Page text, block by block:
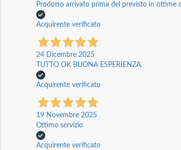
Prodotto arrivato prima del previsto in ottime
Acquirente verificato
24 Dicembre 2025
TUTTO OK BUONA ESPERIENZA.
Acquirente verificato
19 Novembre 2025
Ottimo servizio
Acquirente verificato